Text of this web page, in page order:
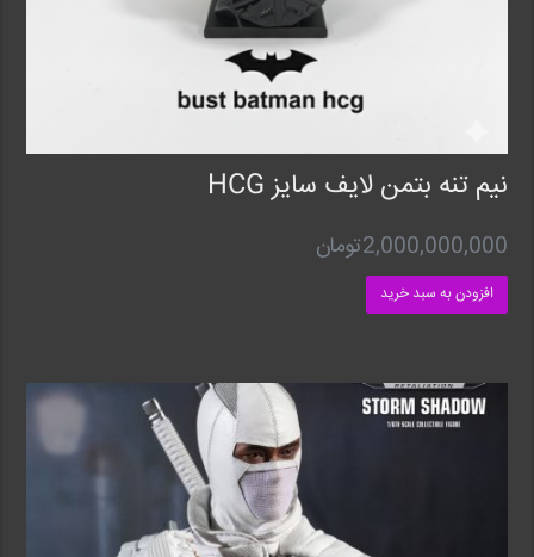
نیم تنه بتمن لایف سایز HCG
2,000,000,000تومان
افزودن به سبد خرید